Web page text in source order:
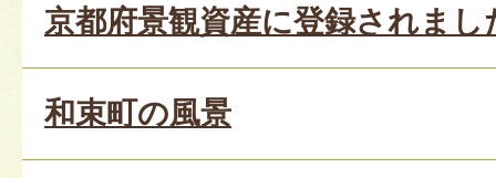
京都府景観資産に登録されま
和束町の風景